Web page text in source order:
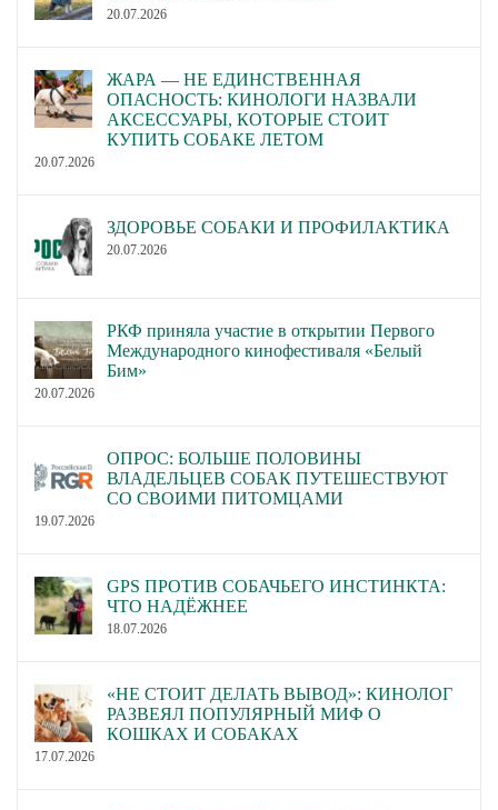
20.07.2026
ЖАРА — НЕ ЕДИНСТВЕННАЯ
ОПАСНОСТЬ: КИНОЛОГИ НАЗВАЛИ
АКСЕССУАРЫ, КОТОРЫЕ СТОИТ
КУПИТЬ СОБАКЕ ЛЕТОМ
20.07.2026
ЗДОРОВЬЕ СОБАКИ И ПРОФИЛАКТИКА
20.07.2026
РКФ приняла участие в открытии Первого
Международного кинофестиваля «Белый
Бим»
20.07.2026
ОПРОС: БОЛЬШЕ ПОЛОВИНЫ
ВЛАДЕЛЬЦЕВ СОБАК ПУТЕШЕСТВУЮТ
СО СВОИМИ ПИТОМЦАМИ
19.07.2026
GPS ПРОТИВ СОБАЧЬЕГО ИНСТИНКТА:
ЧТО НАДЁЖНЕЕ
18.07.2026
«НЕ СТОИТ ДЕЛАТЬ ВЫВОД»: КИНОЛОГ
РАЗВЕЯЛ ПОПУЛЯРНЫЙ МИФ О
КОШКАХ И СОБАКАХ
17.07.2026